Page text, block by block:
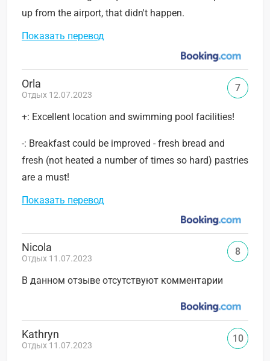
up from the airport, that didn't happen.
Показать перевод
Orla
Отдых 12.07.2023
+: Excellent location and swimming pool facilities!
-: Breakfast could be improved - fresh bread and
fresh (not heated a number of times so hard) pastries
are a must!
Показать перевод
7
Nicola
Отдых 11.07.2023
В данном отзыве отсутствуют комментарии
8
Kathryn
Отдых 11.07.2023
10